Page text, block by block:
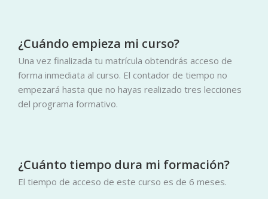
¿Cuándo empieza mi curso?
Una vez finalizada tu matrícula obtendrás acceso de
forma inmediata al curso. El contador de tiempo no
empezará hasta que no hayas realizado tres lecciones
del programa formativo.
¿Cuánto tiempo dura mi formación?
El tiempo de acceso de este curso es de 6 meses.